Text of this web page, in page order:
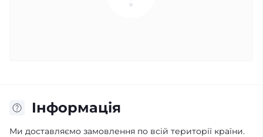
Iнформація
Ми доставляємо замовлення по всій території країни.